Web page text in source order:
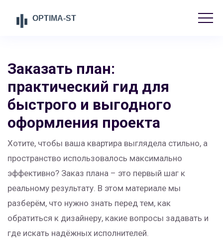
Заказать план:
практический гид для
быстрого и выгодного
оформления проекта
Хотите, чтобы ваша квартира выглядела стильно, а
пространство использовалось максимально
эффективно? Заказ плана – это первый шаг к
реальному результату. В этом материале мы
разберём, что нужно знать перед тем, как
обратиться к дизайнеру, какие вопросы задавать и
где искать надёжных исполнителей.